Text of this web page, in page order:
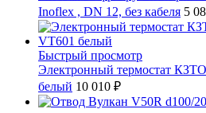
Inoflex , DN 12, без кабеля 5
Быстрый просмотр
Электронный термостат
белый 10 010 ₽